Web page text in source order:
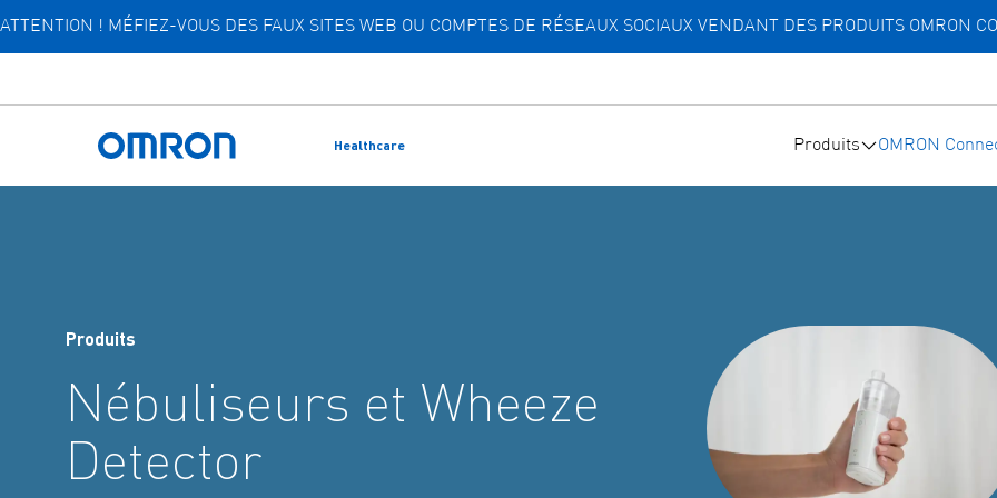
Skip
main
content
ATTENTION ! MÉFIEZ-VOUS DES FAUX SITES WEB OU COMPTES DE RÉSEAUX SOCIAUX VENDANT DES PRODUITS OMRON
Retour à l'accueil
Healthcare Produits OMRON
Produits
Nébuliseurs et Wheeze
Detector